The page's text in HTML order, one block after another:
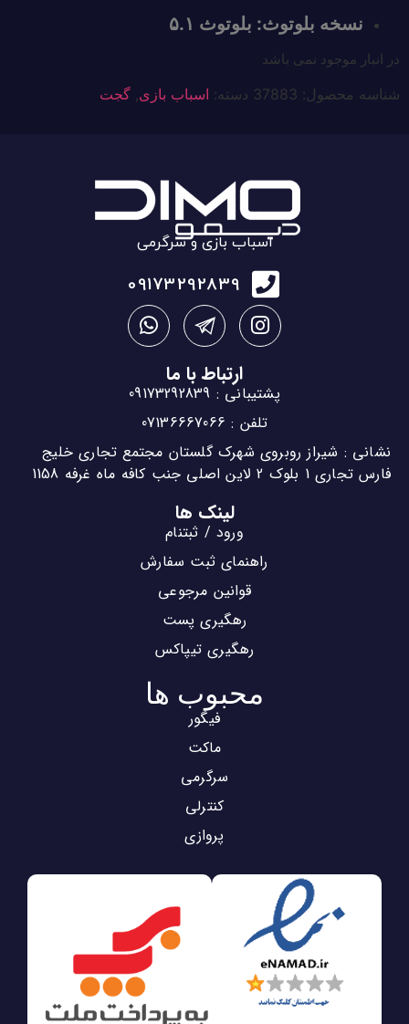
نسخه بلوتوث: بلوتوث ۵.۱
در انبار موجود نمی باشد
شناسه محصول: 37883 دسته: اسباب بازی, گجت
اسباب بازی و سرگرمی
09173292839
ارتباط با ما
پشتیبانی : 09173292839
تلفن : 07136667066
نشانی : شیراز روبروی شهرک گلستان مجتمع تجاری خلیج
فارس تجاری 1 بلوک 2 لاین اصلی جنب کافه ماه غرفه 1158
لینک ها
ورود / ثبتنام
راهنمای ثبت سفارش
قوانین مرجوعی
رهگیری پست
رهگیری تیپاکس
محبوب ها
فیگور
ماکت
سرگرمی
کنترلی
پروازی